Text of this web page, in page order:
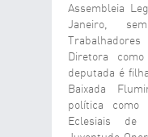
Assembleia
Janeiro,
Diretora
deputada é
Baixada
política como
Eclesiais de